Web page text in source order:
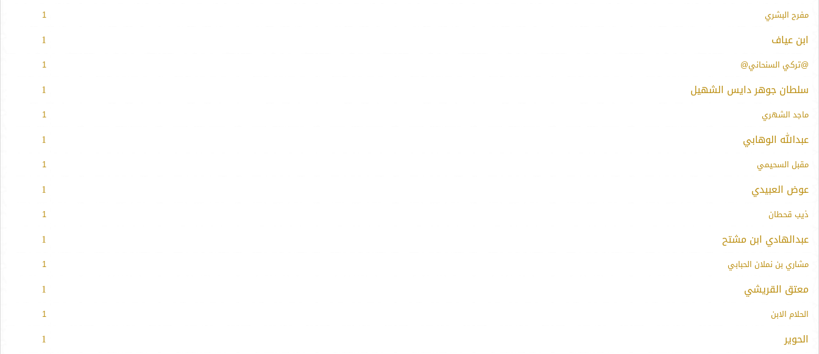
مفرح البشري 1
ابن عياف 1
@تركي السنحاني@ 1
سلطان جوهر دايس الشهيل 1
ماجد الشهري 1
عبدالله الوهابي 1
مقبل السحيمي 1
عوض العبيدي 1
ذيب قحطان 1
عبدالهادي ابن مشتح 1
مشاري بن نملان الحبابي 1
معتق القريشي 1
الحلام الابن 1
الحوير 1